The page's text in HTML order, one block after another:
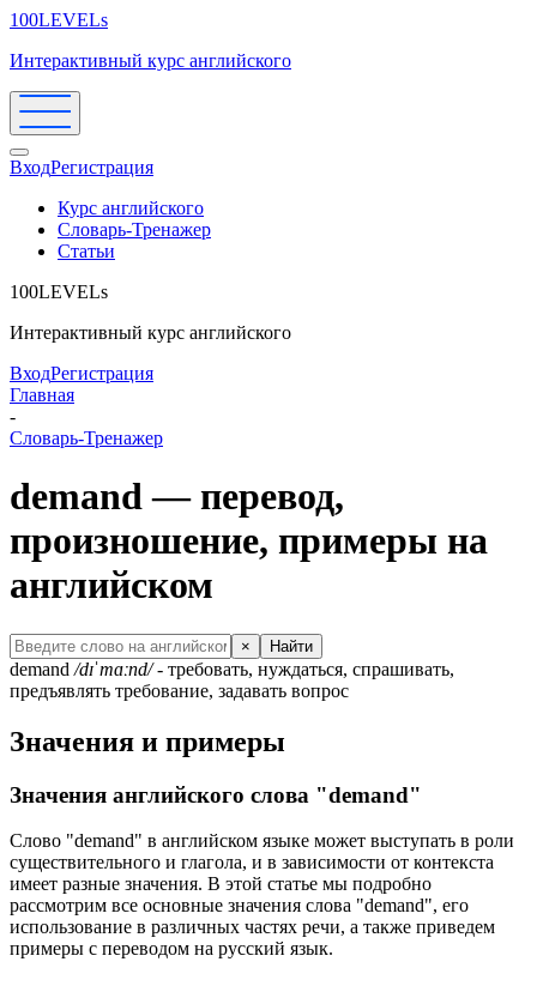
100LEVELs
Интерактивный курс английского
ВходРегистрация
Курс английского
Словарь-Тренажер
Статьи
100LEVELs
Интерактивный курс английского
ВходРегистрация
Главная
-
Словарь-Тренажер
demand — перевод,
произношение, примеры на
английском
× Найти
demand /dɪˈmɑːnd/- требовать, нуждаться, спрашивать,
предъявлять требование, задавать вопрос
Значения и примеры
Значения английского слова "demand"
Слово "demand" в английском языке может выступать в роли
существительного и глагола, и в зависимости от контекста
имеет разные значения. В этой статье мы подробно
рассмотрим все основные значения слова "demand", его
использование в различных частях речи, а также приведем
примеры с переводом на русский язык.